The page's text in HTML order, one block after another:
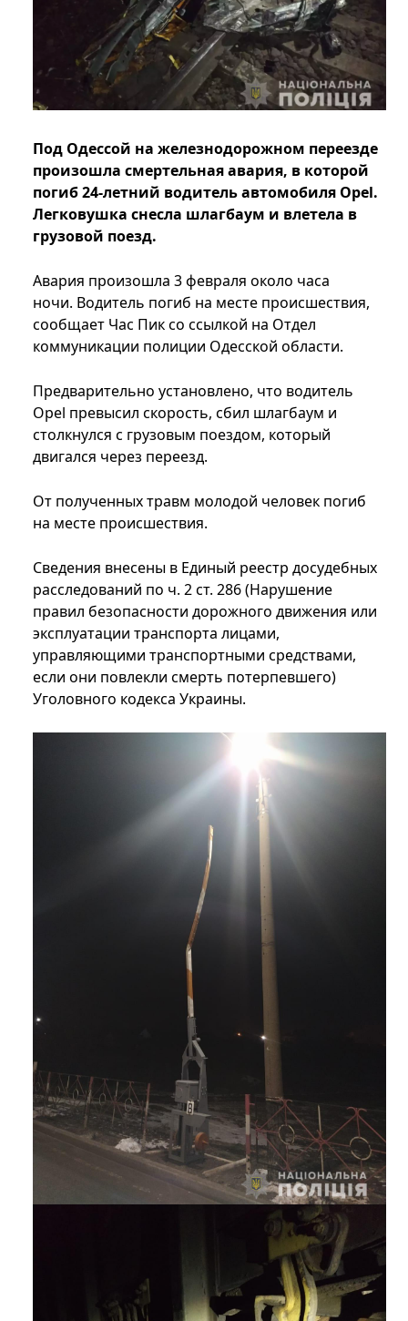
Под Одессой на железнодорожном переезде
произошла смертельная авария, в которой
погиб 24-летний водитель автомобиля Opel.
Легковушка снесла шлагбаум и влетела в
грузовой поезд.
Авария произошла 3 февраля около часа
ночи. Водитель погиб на месте происшествия,
сообщает Час Пик со ссылкой на Отдел
коммуникации полиции Одесской области.
Предварительно установлено, что водитель
Opel превысил скорость, сбил шлагбаум и
столкнулся с грузовым поездом, который
двигался через переезд.
От полученных травм молодой человек погиб
на месте происшествия.
Сведения внесены в Единый реестр досудебных
расследований по ч. 2 ст. 286 (Нарушение
правил безопасности дорожного движения или
эксплуатации транспорта лицами,
управляющими транспортными средствами,
если они повлекли смерть потерпевшего)
Уголовного кодекса Украины.